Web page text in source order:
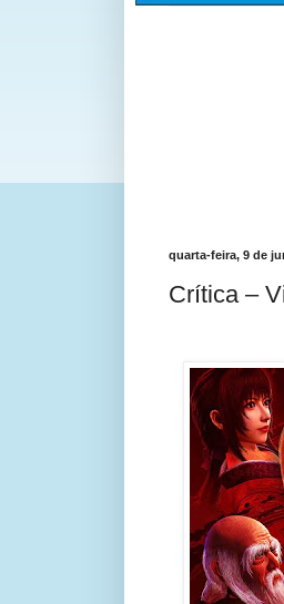
quarta-feira, 9 de
Crítica –